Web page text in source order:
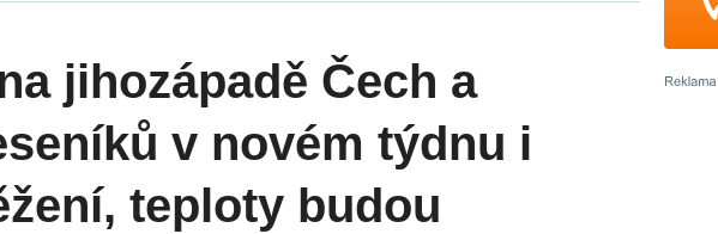
jihozápadě Čech a
v novém týdnu i
teploty budou